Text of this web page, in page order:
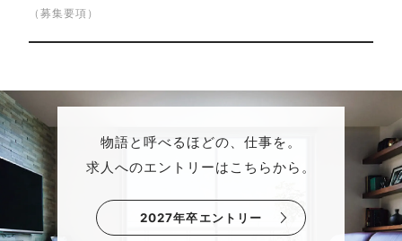
（募集要項）
物語と呼べるほどの、仕事を。
求人へのエントリーはこちらから。
2027年卒エントリー